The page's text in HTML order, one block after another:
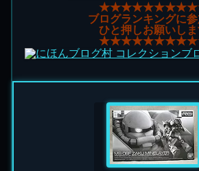
ブログランキングに
ひと押しお願いし